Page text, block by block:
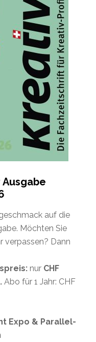
auf die
Möchten Sie
verpassen? Dann
nur CHF
Abo für 1 Jahr: CHF
Expo & Parallel-